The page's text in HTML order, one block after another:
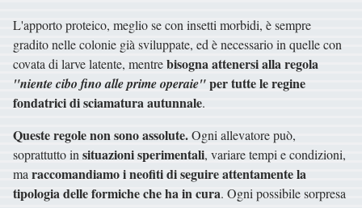
L'apporto proteico, meglio se con insetti morbidi, è sempre
gradito nelle colonie già sviluppate, ed è necessario in quelle con
covata di larve latente, mentrebisogna attenersi alla regola
"niente cibo fino alle prime operaie"per tutte le regine
fondatrici di sciamatura autunnale.
Queste regole non sono assolute.Ogni allevatore può,
soprattutto insituazioni sperimentali, variare tempi e condizioni,
maraccomandiamo i neofiti di seguire attentamente la
tipologia delle formiche che ha in cura. Ogni possibile sorpresa